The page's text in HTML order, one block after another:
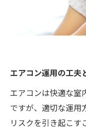
エアコン運用の工夫
エアコンは快適な室
ですが、適切な運用
リスクを引き起こす